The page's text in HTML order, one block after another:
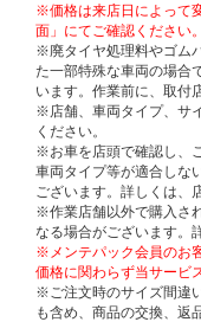
※価格は来店日によって
面」にてご確認ください。
※廃タイヤ処理料やゴム
た一部特殊な車両の場合
います。作業前に、取付
※店舗、車両タイプ、サ
ください。
※お車を店頭で確認し、
車両タイプ等が適合しな
ございます。詳しくは、
※作業店舗以外で購入さ
なる場合がございます。
※メンテパック会員のお
価格に関わらず当サービ
※ご注文時のサイズ間違
も含め、商品の交換、返